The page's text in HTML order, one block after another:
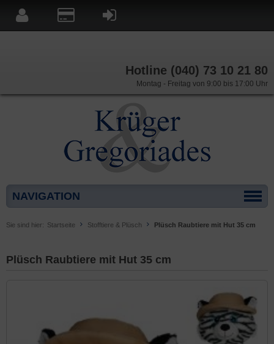
Hotline (040) 73 10 21 80
Montag - Freitag von 9:00 bis 17:00 Uhr
NAVIGATION
Sie sind hier: Startseite Stofftiere & Plüsch Plüsch Raubtiere mit Hut 35 cm
Plüsch Raubtiere mit Hut 35 cm